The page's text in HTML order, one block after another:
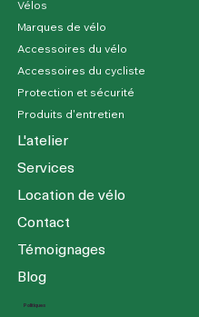
Vélos
Marques de vélo
Accessoires du vélo
Accessoires du cycliste
Protection et sécurité
Produits d'entretien
L'atelier
Services
Location de vélo
Contact
Témoignages
Blog
Politiques